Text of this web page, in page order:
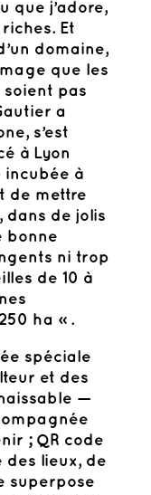
que j’adore,
Et
domaine,
que les
soient pas
a
s’est
à Lyon
incubée à
de mettre
dans de jolis
bonne
ni trop
de 10 à
ha » .
spéciale
et des
—
; QR code
des lieux, de
superpose